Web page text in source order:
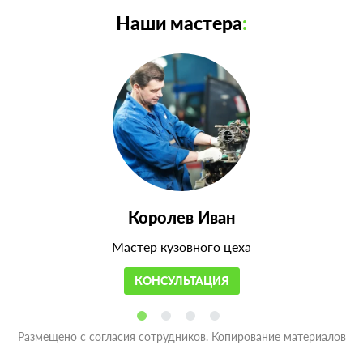
Наши мастера:
Королев Иван
Мастер кузовного цеха
КОНСУЛЬТАЦИЯ
Размещено с согласия сотрудников. Копирование материалов